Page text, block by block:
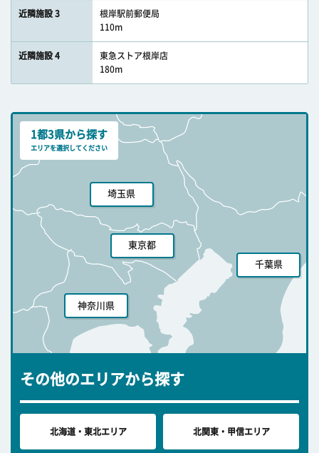
近隣施設 3
根岸駅前郵便局
110m
近隣施設 4
東急ストア根岸店
180m
1都3県から探す
エリアを選択してください
埼玉県
東京都
千葉県
神奈川県
その他のエリアから探す
北海道・東北エリア 北関東・甲信エリア